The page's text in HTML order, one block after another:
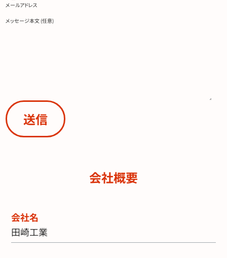
メールアドレス
メッセージ本文 (任意)
会社概要
会社名
田崎工業